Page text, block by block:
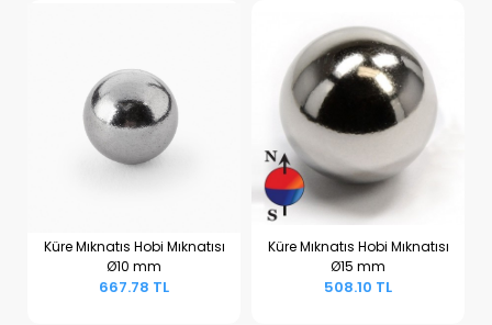
Sepete Ekle
Küre Mıknatıs Hobi Mıknatısı
Ø10 mm
667.78 TL
Sepete Ekle
Küre Mıknatıs Hobi Mıknatısı
Ø15 mm
508.10 TL